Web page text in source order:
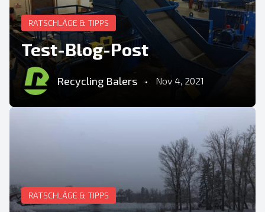
RATSCHLÄGE & TIPPS
Test-Blog-Post
Recycling Balers • Nov 4, 2021
RATSCHLÄGE & TIPPS